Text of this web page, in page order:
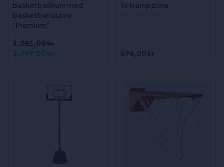
basketballkurv med
basketballstativ
"Premium"
3.283,00 kr
2.799,00 kr
til trampoline
596,00 kr